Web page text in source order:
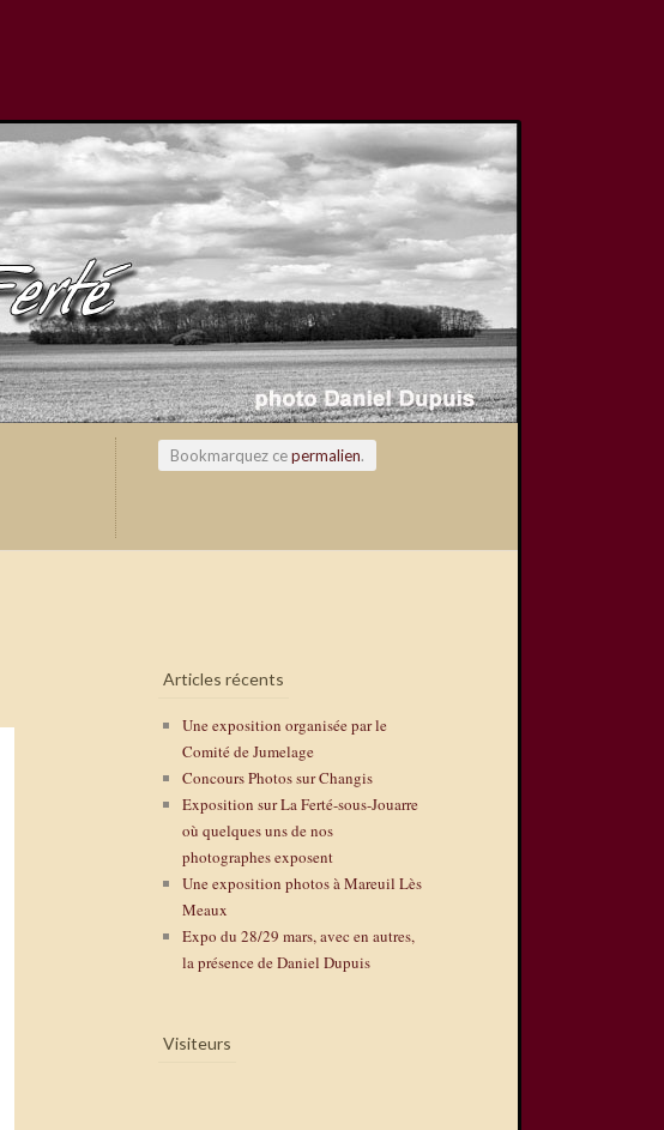
Bookmarquez cepermalien.
Articles récents
Une exposition organisée par le
Comité de Jumelage
Concours Photos sur Changis
Exposition sur La Ferté-sous-Jouarre
où quelques uns de nos
photographes exposent
Une exposition photos à Mareuil Lès
Meaux
Expo du 28/29 mars, avec en autres,
la présence de Daniel Dupuis
Visiteurs